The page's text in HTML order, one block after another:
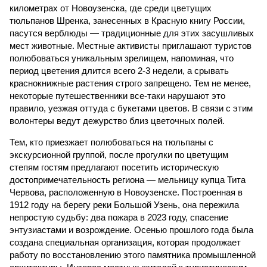
километрах от Новоузенска, где среди цветущих
тюльпанов Шренка, занесенных в Красную книгу России,
пасутся верблюды — традиционные для этих засушливых
мест животные. Местные активисты приглашают туристов
полюбоваться уникальным зрелищем, напоминая, что
период цветения длится всего 2-3 недели, а срывать
краснокнижные растения строго запрещено. Тем не менее,
некоторые путешественники все-таки нарушают это
правило, уезжая оттуда с букетами цветов. В связи с этим
волонтеры ведут дежурство близ цветочных полей.
Тем, кто приезжает полюбоваться на тюльпаны с
экскурсионной группой, после прогулки по цветущим
степям гостям предлагают посетить историческую
достопримечательность региона — мельницу купца Тита
Червова, расположенную в Новоузенске. Построенная в
1912 году на берегу реки Большой Узень, она пережила
непростую судьбу: два пожара в 2023 году, спасение
энтузиастами и возрождение. Осенью прошлого года была
создана специальная организация, которая продолжает
работу по восстановлению этого памятника промышленной